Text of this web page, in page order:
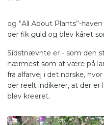
og ”All About Plants”-haven
der fik guld og blev kåret
Sidstnævnte er - som den
nærmest som at være på
fra alfarvej i det norske,
der reelt indikerer, at der
blev kreeret.